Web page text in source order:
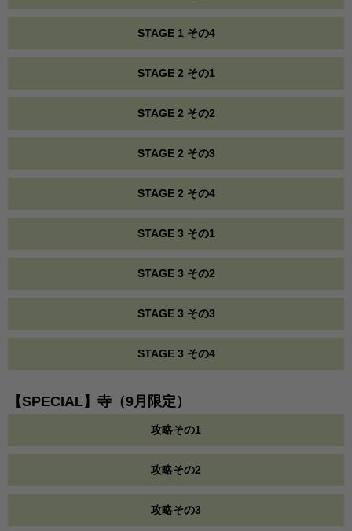
STAGE 1 その4
STAGE 2 その1
STAGE 2 その2
STAGE 2 その3
STAGE 2 その4
STAGE 3 その1
STAGE 3 その2
STAGE 3 その3
STAGE 3 その4
【SPECIAL】寺（9月限定）
攻略その1
攻略その2
攻略その3